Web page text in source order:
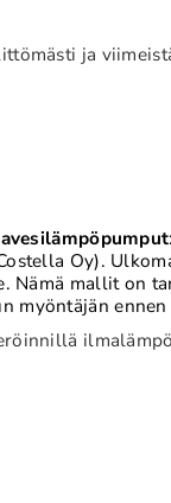
ja
Oy).
Nämä mallit on
myöntäjän